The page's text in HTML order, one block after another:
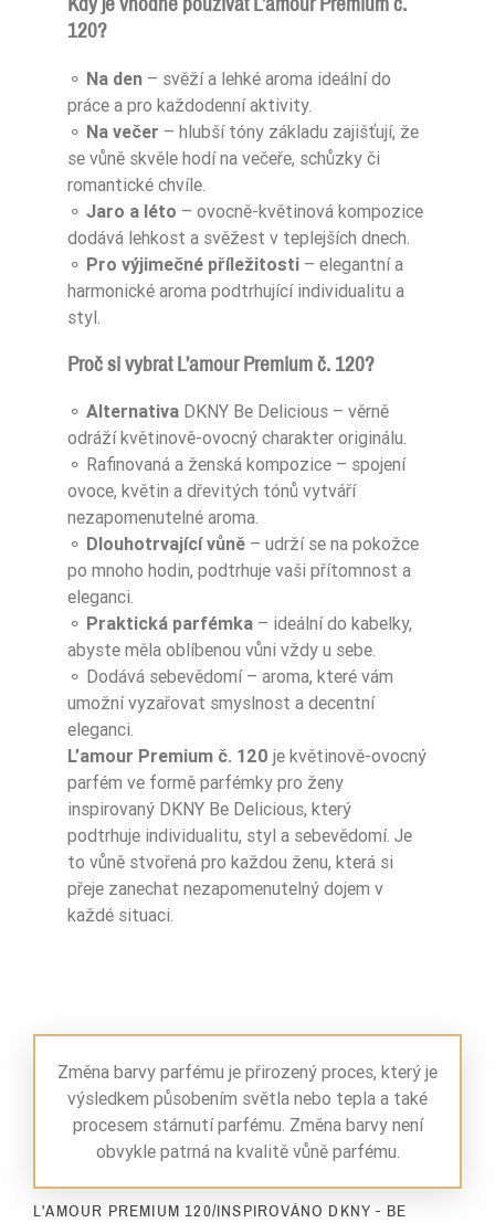
120?
⚬ Na den – svěží a lehké aroma ideální do
práce a pro každodenní aktivity.
⚬ Na večer – hlubší tóny základu zajišťují, že
se vůně skvěle hodí na večeře, schůzky či
romantické chvíle.
⚬ Jaro a léto – ovocně-květinová kompozice
dodává lehkost a svěžest v teplejších dnech.
⚬ Pro výjimečné příležitosti – elegantní a
harmonické aroma podtrhující individualitu a
styl.
Proč si vybrat L’amour Premium č. 120?
⚬ Alternativa DKNY Be Delicious – věrně
odráží květinově-ovocný charakter originálu.
⚬ Rafinovaná a ženská kompozice – spojení
ovoce, květin a dřevitých tónů vytváří
nezapomenutelné aroma.
⚬ Dlouhotrvající vůně – udrží se na pokožce
po mnoho hodin, podtrhuje vaši přítomnost a
eleganci.
⚬ Praktická parfémka – ideální do kabelky,
abyste měla oblíbenou vůni vždy u sebe.
⚬ Dodává sebevědomí – aroma, které vám
umožní vyzařovat smyslnost a decentní
eleganci.
L’amour Premium č. 120 je květinově-ovocný
parfém ve formě parfémky pro ženy
inspirovaný DKNY Be Delicious, který
podtrhuje individualitu, styl a sebevědomí. Je
to vůně stvořená pro každou ženu, která si
přeje zanechat nezapomenutelný dojem v
každé situaci.
Změna barvy parfému je přirozený proces, který je
výsledkem působením světla nebo tepla a také
procesem stárnutí parfému. Změna barvy není
obvykle patrná na kvalitě vůně parfému.
L'AMOUR PREMIUM 120/INSPIROVÁNO DKNY - BE